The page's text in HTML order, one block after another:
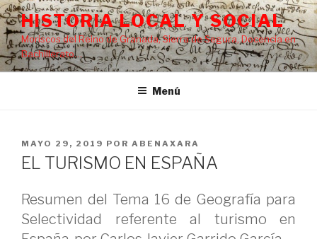
Saltar
al
contenido
HISTORIA LOCAL Y SOCIAL
Moriscos del Reino de Granada, Sierra de Segura, Docencia en
Bachillerato…
Menú
PUBLICADO
EL
MAYO 29, 2019 POR ABENAXARA
EL TURISMO EN ESPAÑA
Resumen del Tema 16 de Geografía para
Selectividad referente al turismo en